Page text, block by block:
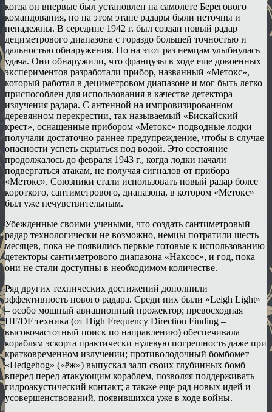
когда он впервые был установлен на самолете Берегового
командования, но на этом этапе радары были неточны и
ненадежны. В середине 1942 г. был создан новый радар
дециметрового диапазона с гораздо большей точностью и
дальностью обнаружения. Но на этот раз немцам улыбнулась
удача. Они обнаружили, что французы в ходе еще довоенных
экспериментов разработали прибор, названный «Метокс»,
который работал в дециметровом диапазоне и мог быть легко
приспособлен для использования в качестве детектора
излучения радара. С антенной на импровизированном
деревянном перекрестии, так называемый «Бискайский
крест», оснащенные прибором «Метокс» подводные лодки
получали достаточно раннее предупреждение, чтобы в случае
опасности успеть скрыться под водой. Это состояние
продолжалось до февраля 1943 г., когда лодки начали
подвергаться атакам, не получая сигналов от прибора
«Метокс». Союзники стали использовать новый радар более
короткого, сантиметрового, диапазона, в котором «Метокс»
был уже нечувствительным.
Убежденные своими учеными, что создать сантиметровый
радар технологически не возможно, немцы потратили шесть
месяцев, пока не появились первые готовые к использованию
детекторы сантиметрового диапазона «Наксос», и год, пока
они не стали доступны в необходимом количестве.
Ряд других технических достижений дополнили
эффективность нового радара. Среди них были «Leigh Light»
– особо мощный авиационный прожектор; превосходная
HF/DF техника (от High Frequency Direction Finding –
высокочастотный поиск по направлению) обеспечивала
кораблям эскорта практически нулевую погрешность даже при
кратковременном излучении; противолодочный бомбомет
«Hedgehog» («ёж») выпускал залп своих глубинных бомб
вперед перед атакующим кораблем, позволяя поддерживать
гидроакустический контакт; а также еще ряд новых идей и
усовершенствований, появившихся уже в ходе войны.